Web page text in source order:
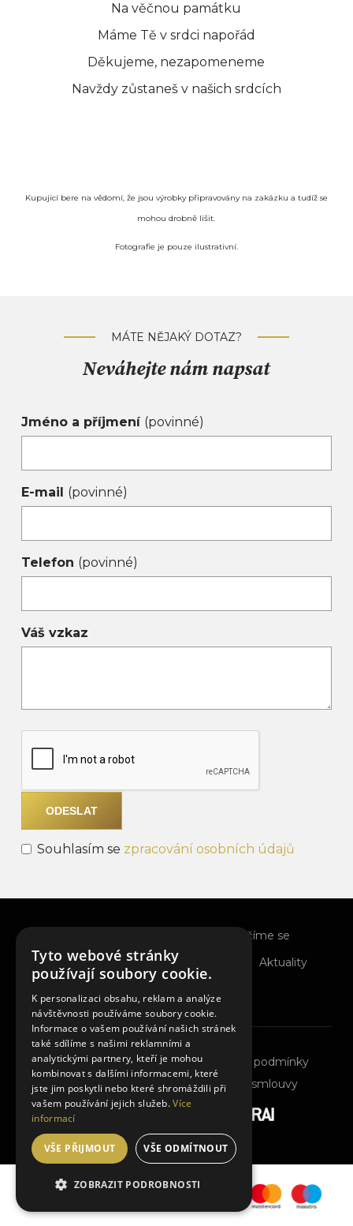
ks
Na věčnou památku
Máme Tě v srdci napořád
Děkujeme, nezapomeneme
Navždy zůstaneš v našich srdcích
Kupující bere na vědomí, že jsou výrobky připravovány na zakázku a tudíž se
mohou drobně lišit.
Fotografie je pouze ilustrativní.
MÁTE NĚJAKÝ DOTAZ?
Neváhejte nám napsat
Jméno a příjmení (povinné)
E-mail (povinné)
Telefon (povinné)
Váš vzkaz
Souhlasím se zpracování osobních údajů
Rozloučíme se
Prodej květin
Služby
Aktuality
Ochrana osobních údajů
Obchodní podmínky
Cookies nastavení
Odstoupit od smlouvy
Vyrobila a spravuje firma
Tyto webové stránky
používají soubory cookie.
K personalizaci obsahu, reklam a analýze
návštěvnosti používáme soubory cookie.
Informace o vašem používání našich stránek
také sdílíme s našimi reklamními a
analytickými partnery, kteří je mohou
kombinovat s dalšími informacemi, které
jste jim poskytli nebo které shromáždili při
vašem používání jejich služeb.Více
informací
VŠE PŘIJMOUT VŠE ODMÍTNOUT
ZOBRAZIT PODROBNOSTI
NEZBYTNĚ NUTNÉ SOUBORY